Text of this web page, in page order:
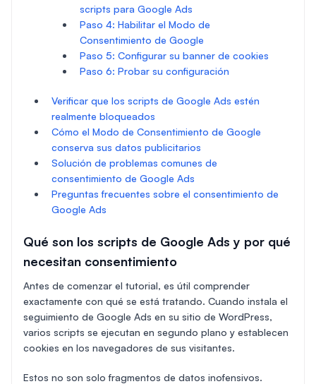
scripts para Google Ads
Paso 4: Habilitar el Modo de
Consentimiento de Google
Paso 5: Configurar su banner de cookies
Paso 6: Probar su configuración
Verificar que los scripts de Google Ads estén
realmente bloqueados
Cómo el Modo de Consentimiento de Google
conserva sus datos publicitarios
Solución de problemas comunes de
consentimiento de Google Ads
Preguntas frecuentes sobre el consentimiento de
Google Ads
Qué son los scripts de Google Ads y por qué
necesitan consentimiento
Antes de comenzar el tutorial, es útil comprender
exactamente con qué se está tratando. Cuando instala el
seguimiento de Google Ads en su sitio de WordPress,
varios scripts se ejecutan en segundo plano y establecen
cookies en los navegadores de sus visitantes.
Estos no son solo fragmentos de datos inofensivos.